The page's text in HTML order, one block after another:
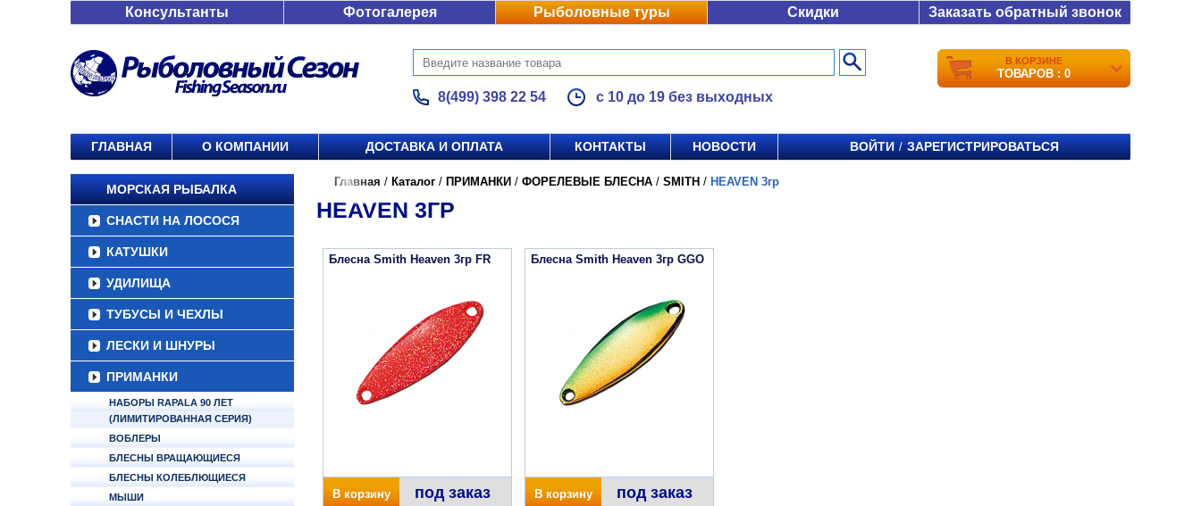
Консультанты Фотогалерея Рыболовные туры Скидки Заказать обратный звонок
8(499) 398 22 54 с 10 до 19 без выходных
В КОРЗИНЕ
ТОВАРОВ : 0
ГЛАВНАЯ О КОМПАНИИ ДОСТАВКА И ОПЛАТА КОНТАКТЫ НОВОСТИ ВОЙТИ / ЗАРЕГИСТРИРОВАТЬСЯ
МОРСКАЯ РЫБАЛКА
СНАСТИ НА ЛОСОСЯ
КАТУШКИ
УДИЛИЩА
ТУБУСЫ И ЧЕХЛЫ
ЛЕСКИ И ШНУРЫ
ПРИМАНКИ
НАБОРЫ RAPALA 90 ЛЕТ
(ЛИМИТИРОВАННАЯ СЕРИЯ)
ВОБЛЕРЫ
БЛЕСНЫ ВРАЩАЮЩИЕСЯ
БЛЕСНЫ КОЛЕБЛЮЩИЕСЯ
МЫШИ
Главная / Каталог / ПРИМАНКИ / ФОРЕЛЕВЫЕ БЛЕСНА / SMITH / HEAVEN 3гр
HEAVEN 3ГР
Блесна Smith Heaven 3гр FR
В корзину под заказ
Блесна Smith Heaven 3гр GGO
В корзину под заказ